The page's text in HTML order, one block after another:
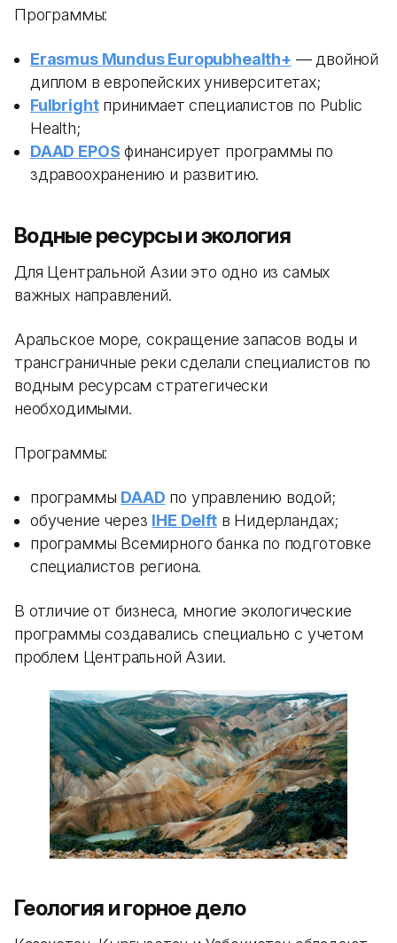
Программы:
Erasmus Mundus Europubhealth+ — двойной
диплом в европейских университетах;
Fulbrightпринимает специалистов по Public
Health;
DAAD EPOS финансирует программы по
здравоохранению и развитию.
Водные ресурсы и экология
Для Центральной Азии это одно из самых
важных направлений.
Аральское море, сокращение запасов воды и
трансграничные реки сделали специалистов по
водным ресурсам стратегически
необходимыми.
Программы:
программы DAAD по управлению водой;
обучение через IHE Delftв Нидерландах;
программы Всемирного банка по подготовке
специалистов региона.
В отличие от бизнеса, многие экологические
программы создавались специально с учетом
проблем Центральной Азии.
Геология и горное дело